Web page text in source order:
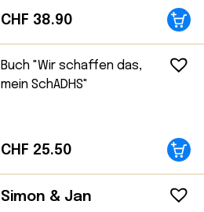
CHF 38.90
Buch "Wir schaffen das,
mein SchADHS"
CHF 25.50
Simon & Jan